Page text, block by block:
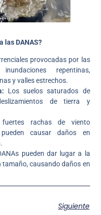
las DANAS?
provocadas por las
repentinas,
y valles estrechos.
Los suelos saturados de
de tierra y
rachas de viento
causar daños en
pueden dar lugar a la
causando daños en
Siguiente